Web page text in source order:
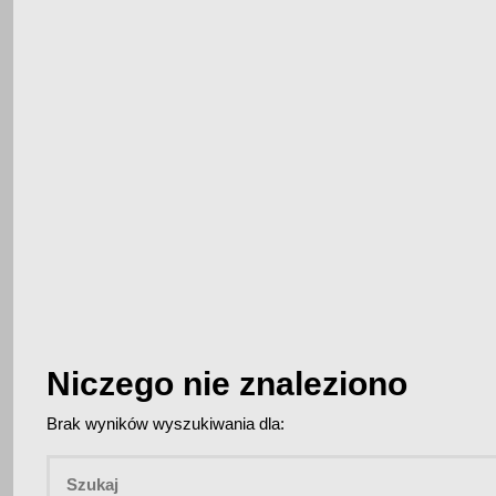
Niczego nie znaleziono
Brak wyników wyszukiwania dla: